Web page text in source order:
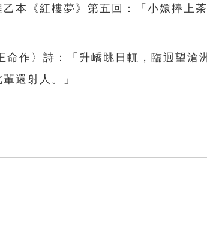
本《紅樓夢》第五回：「小嬛捧上
作〉詩：「升嶠眺日軏，臨迥望滄
還射人。」